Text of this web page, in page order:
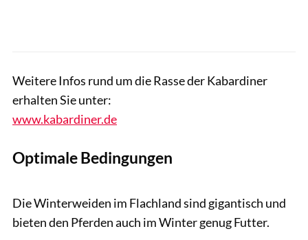
Weitere Infos rund um die Rasse der Kabardiner
erhalten Sie unter:
www.kabardiner.de
Optimale Bedingungen
Die Winterweiden im Flachland sind gigantisch und
bieten den Pferden auch im Winter genug Futter.